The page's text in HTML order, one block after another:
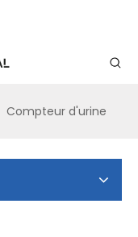
Compteur d'urine